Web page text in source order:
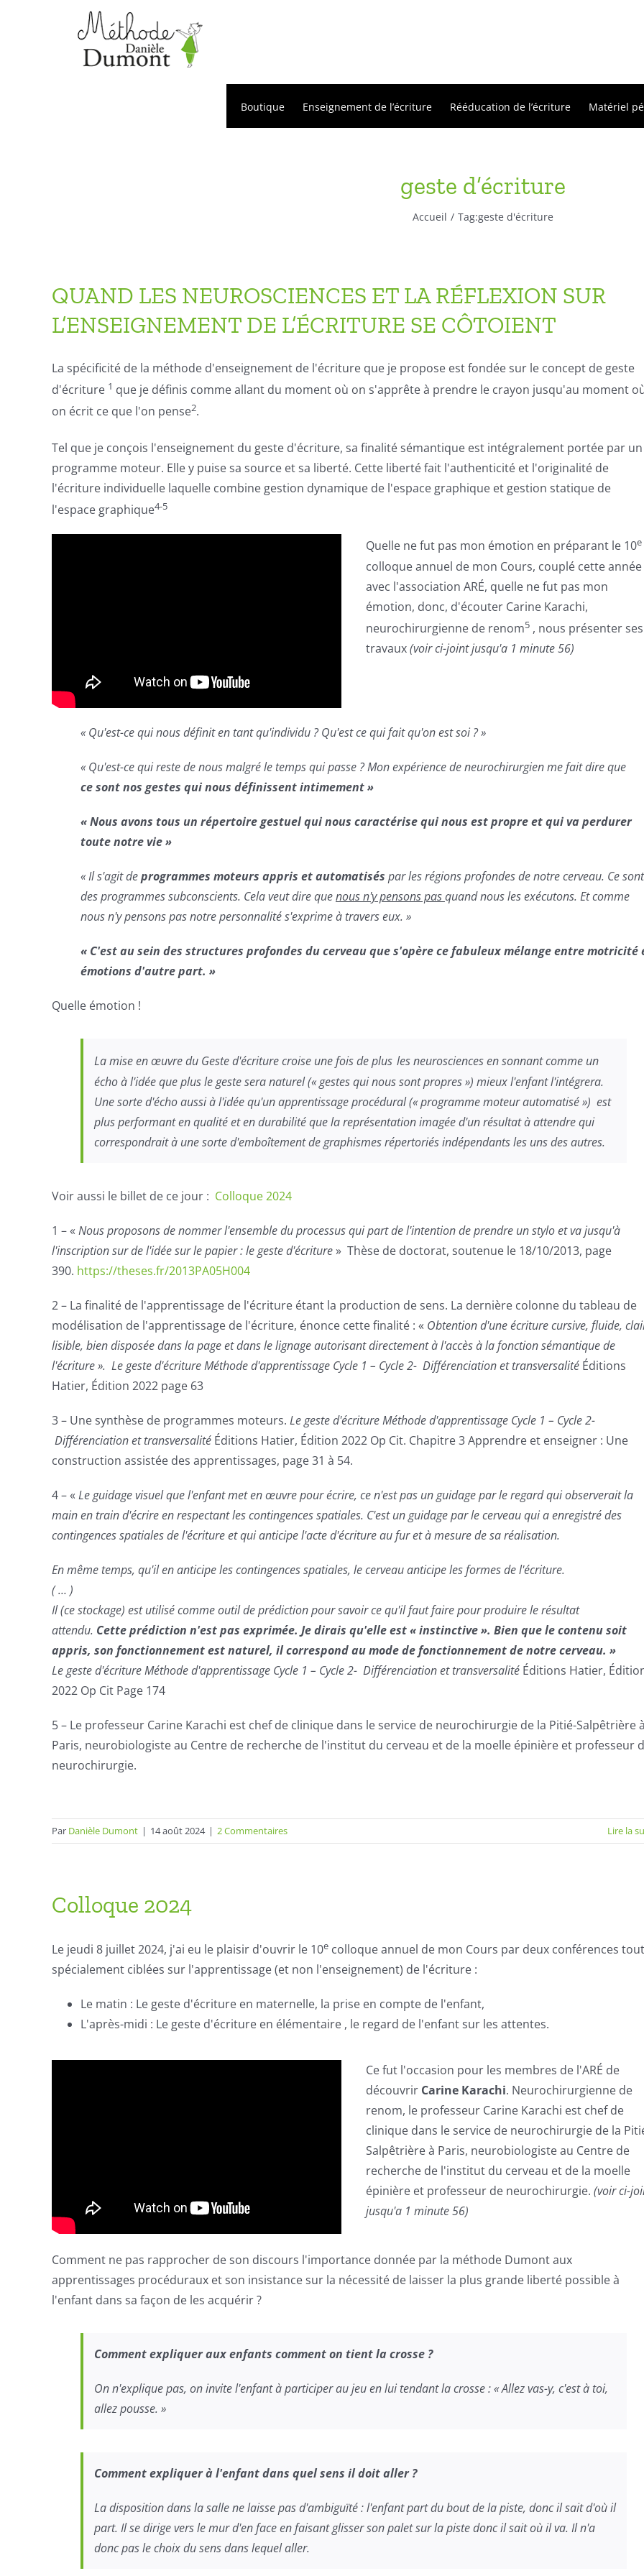
Boutique Enseignement de l’écriture Rééducation de l’écriture Matériel
geste d’écriture
Accueil Tag:geste d'écriture
QUAND LES NEUROSCIENCES ET LA RÉFLEXION SUR
L’ENSEIGNEMENT DE L’ÉCRITURE SE CÔTOIENT
La spécificité de la méthode d'enseignement de l'écriture que je propose est fondée sur le concept de geste
d'écriture 1 que je définis comme allant du moment où on s'apprête à prendre le crayon jusqu'au moment
on écrit ce que l'on pense2.
Tel que je conçois l'enseignement du geste d'écriture, sa finalité sémantique est intégralement portée par
programme moteur. Elle y puise sa source et sa liberté. Cette liberté fait l'authenticité et l'originalité de
l'écriture individuelle laquelle combine gestion dynamiquede l'espace graphiqueet gestion statique de
l'espace graphique4-5
Quelle ne fut pas mon émotion en préparant le 10e
colloque annuel de mon Cours, couplé cette année
avec l'association ARÉ, quelle ne fut pas mon
émotion, donc, d'écouter Carine Karachi,
neurochirurgienne de renom5, nous présenter ses
travaux(voir ci-joint jusqu'a 1 minute 56)
« Qu'est-ce qui nous définit en tant qu'individu ? Qu'est ce qui fait qu'on est soi ? »
« Qu'est-ce qui reste de nous malgré le temps qui passe ? Mon expérience de neurochirurgien me fait dire que
cesont nos gestes qui nous définissent intimement »
« Nous avons tous un répertoire gestuel qui nous caractérise qui nous est propre et qui va perdurer
toute notre vie »
« Il s'agit deprogrammes moteurs appris et automatisés par les régions profondes de notre cerveau. Ce sont
des programmes subconscients. Cela veut dire quenous n'y pensons pasquand nous les exécutons. Et comme
nous n'y pensons pas notre personnalité s'exprime à travers eux. »
« C'est au sein des structures profondes du cerveau que s'opère ce fabuleux mélange entre motricité
émotions d'autre part. »
Quelle émotion !
La mise en œuvre du Geste d'écriturecroise une fois de plus les neurosciences en sonnant comme un
écho à l'idée que plus le geste sera naturel (« gestes qui nous sont propres ») mieux l'enfant l'intégrera.
Une sorte d'écho aussi à l'idée qu'un apprentissage procédural (« programme moteur automatisé ») est
plus performant en qualité et en durabilité que la représentation imagée d'un résultat à attendre qui
correspondrait à une sorte d'emboîtement de graphismes répertoriés indépendants les uns des autres.
Voir aussi le billet de ce jour : Colloque 2024
1 – « Nous proposons de nommer l'ensemble du processus qui part de l'intention de prendre un stylo et va jusqu'à
l'inscription sur de l'idée sur le papier :legeste d'écriture» Thèse de doctorat, soutenue le 18/10/2013, page
390. https://theses.fr/2013PA05H004
2 – La finalité de l'apprentissage de l'écriture étant la production de sens. La dernière colonne du tableau de
modélisation de l'apprentissage de l'écriture, énonce cette finalité : « Obtention d'une écriture cursive, fluide,
lisible, bien disposée dans la page et dans le lignage autorisant directement à l'accès à la fonction sémantique de
l'écriture ». Legeste d'écritureMéthode d'apprentissage Cycle 1 – Cycle 2- Différenciation et transversalité Éditions
Hatier, Édition 2022 page 63
3 – Une synthèse de programmes moteurs. Legeste d'écritureMéthode d'apprentissage Cycle 1 – Cycle 2-
Différenciation et transversalité Éditions Hatier, Édition 2022 Op Cit. Chapitre 3 Apprendre et enseigner : Une
construction assistée des apprentissages, page 31 à 54.
4 – « Le guidage visuel que l'enfant met en œuvre pour écrire, ce n'est pas un guidage par le regard qui observerait la
main en train d'écrire en respectant les contingences spatiales. C'est un guidage par le cerveau qui a enregistré des
contingences spatiales de l'écritureet qui anticipe l'acte d'écriture au fur et à mesure de sa réalisation.
En même temps, qu'il en anticipe les contingences spatiales, le cerveau anticipe les formes de l'écriture.
( … )
Il (ce stockage) est utilisé comme outil de prédiction pour savoir ce qu'il faut faire pour produire le résultat
attendu. Cette prédiction n'est pas exprimée. Je dirais qu'elle est « instinctive ». Bien que le contenu soit
appris, son fonctionnement est naturel, il correspond au mode de fonctionnement de notre cerveau. »
Legeste d'écritureMéthode d'apprentissage Cycle 1 – Cycle 2- Différenciation et transversalité Éditions Hatier,
2022 Op Cit Page 174
5 – Le professeur Carine Karachi est chef de clinique dans le service de neurochirurgie de la Pitié-Salpêtrière
Paris, neurobiologiste au Centre de recherche de l'institut du cerveau et de la moelle épinière et professeur
neurochirurgie.
Par Danièle Dumont | 14 août 2024 | 2 Commentaires Lire la
Colloque 2024
Le jeudi 8 juillet 2024, j'ai eu le plaisir d'ouvrir le 10ecolloque annuel de mon Cours par deux conférences tout
spécialement ciblées sur l'apprentissage (et non l'enseignement) de l'écriture :
Le matin : Le geste d'écritureen maternelle, la prise en compte de l'enfant,
L'après-midi : Le geste d'écritureen élémentaire , le regard de l'enfant sur les attentes.
Ce fut l'occasion pour les membres de l'ARÉ de
découvrir Carine Karachi. Neurochirurgienne de
renom, le professeur Carine Karachi est chef de
clinique dans le service de neurochirurgie de la
Salpêtrière à Paris, neurobiologiste au Centre de
recherche de l'institut du cerveau et de la moelle
épinière et professeur de neurochirurgie. (voir ci-
jusqu'a 1 minute 56)
Comment ne pas rapprocher de son discours l'importance donnée par la méthode Dumont aux
apprentissages procéduraux et son insistance sur la nécessité de laisser la plus grande liberté possible à
l'enfant dans sa façon de les acquérir ?
Commentexpliquerauxenfants commenton tientlacrosse ?
On n'explique pas, on invite l'enfant à participer au jeu en lui tendant la crosse : « Allez vas-y, c'est à toi,
allez pousse. »
Commentexpliqueràl'enfantdans quelsens ildoitaller ?
La disposition dans la salle ne laisse pas d'ambiguïté : l'enfant part du bout de la piste, donc il sait d'où il
part. Il se dirige vers le mur d'en face en faisant glisser son palet sur la piste donc il sait où il va. Il n'a
donc pas le choix du sens dans lequel aller.